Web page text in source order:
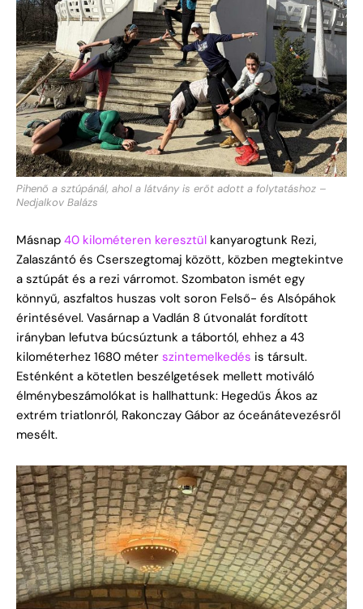
Pihenő a sztúpánál, ahol a látvány is erőt adott a folytatáshoz –
Nedjalkov Balázs
Másnap 40 kilométeren keresztül kanyarogtunk Rezi,
Zalaszántó és Cserszegtomaj között, közben megtekintve
a sztúpát és a rezi várromot. Szombaton ismét egy
könnyű, aszfaltos huszas volt soron Felső- és Alsópáhok
érintésével. Vasárnap a Vadlán 8 útvonalát fordított
irányban lefutva búcsúztunk a tábortól, ehhez a 43
kilométerhez 1680 méter szintemelkedés is társult.
Esténként a kötetlen beszélgetések mellett motiváló
élménybeszámolókat is hallhattunk: Hegedűs Ákos az
extrém triatlonról, Rakonczay Gábor az óceánátevezésről
mesélt.